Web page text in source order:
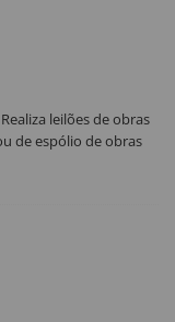
leilões de obras
de espólio de obras